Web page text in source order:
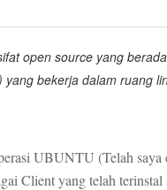
open source yang
bekerja dalam ruang
UBUNTU (Telah
Client yang telah